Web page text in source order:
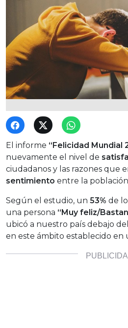
El informe “Felicidad Mundial
nuevamente el nivel de
ciudadanos y las razones que
sentimiento entre la
Según el estudio, un 53% de
una persona “Muy feliz/
ubicó a nuestro país debajo del
en este ámbito establecido en